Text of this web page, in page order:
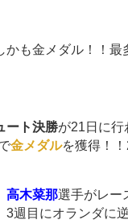
も金メダル！！最
ート決勝が21日に行
金メダルを獲得！
高木菜那選手がレー
週目にオランダに